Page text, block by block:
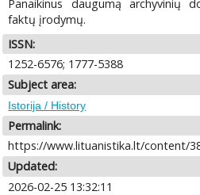
Panaikinus daugumą archyvinių
faktų įrodymų.
ISSN:
1252-6576; 1777-5388
Subject area:
Istorija / History
Permalink:
https://www.lituanistika.lt/content/
Updated:
2026-02-25 13:32:11